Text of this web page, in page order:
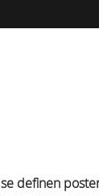
definen